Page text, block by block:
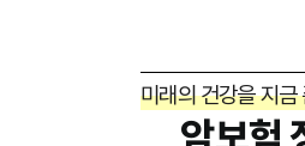
미래의 건강을 지금